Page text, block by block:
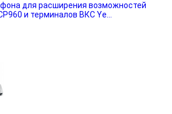
для расширения возможностей
и терминалов ВКС Ye...